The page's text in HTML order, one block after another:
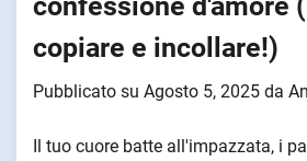
copiare e incollare!)
Pubblicato su Agosto 5, 2025 da
Il tuo cuore batte all'impazzata, i